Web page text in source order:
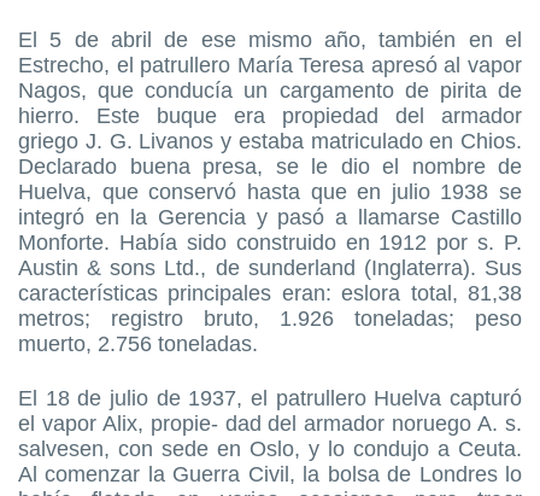
El 5 de abril de ese mismo año, también en el
Estrecho, el patrullero María Teresa apresó al vapor
Nagos, que conducía un cargamento de pirita de
hierro. Este buque era propiedad del armador
griego J. G. Livanos y estaba matriculado en Chios.
Declarado buena presa, se le dio el nombre de
Huelva, que conservó hasta que en julio 1938 se
integró en la Gerencia y pasó a llamarse Castillo
Monforte. Había sido construido en 1912 por s. P.
Austin & sons Ltd., de sunderland (Inglaterra). Sus
características principales eran: eslora total, 81,38
metros; registro bruto, 1.926 toneladas; peso
muerto, 2.756 toneladas.
El 18 de julio de 1937, el patrullero Huelva capturó
el vapor Alix, propie- dad del armador noruego A. s.
salvesen, con sede en Oslo, y lo condujo a Ceuta.
Al comenzar la Guerra Civil, la bolsa de Londres lo